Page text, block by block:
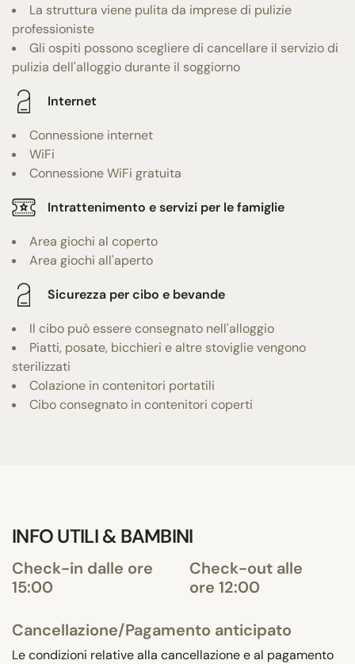
La struttura viene pulita da imprese di pulizie
professioniste
Gli ospiti possono scegliere di cancellare il servizio di
pulizia dell'alloggio durante il soggiorno
Internet
Connessione internet
WiFi
Connessione WiFi gratuita
Intrattenimento e servizi per le famiglie
Area giochi al coperto
Area giochi all'aperto
Sicurezza per cibo e bevande
Il cibo può essere consegnato nell'alloggio
Piatti, posate, bicchieri e altre stoviglie vengono
sterilizzati
Colazione in contenitori portatili
Cibo consegnato in contenitori coperti
INFO UTILI & BAMBINI
Check-in dalle ore
15:00
Check-out alle
ore 12:00
Cancellazione/Pagamento anticipato
Le condizioni relative alla cancellazione e al pagamento